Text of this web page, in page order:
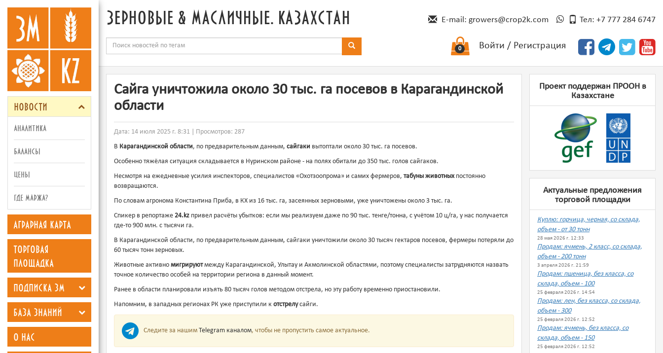
новости
аналитика
балансы
цены
где маржа?
аграрная карта
торговая
площадка
подписка зм
база знаний
о нас
зерновые & масличные. казахстан E-mail: growers@crop2k.com Тел: +7 777 284 6747
Войти / Регистрация
0
Сайга уничтожила около 30 тыс. га посевов в Карагандинской
области
Дата: 14 июля 2025 г. 8:31 | Просмотров: 287
В Карагандинской области, по предварительным данным, сайгаки вытоптали около 30 тыс. га посевов.
Особенно тяжёлая ситуация складывается в Нуринском районе - на полях обитали до 350 тыс. голов сайгаков.
Несмотря на ежедневные усилия инспекторов, специалистов «Охотзоопрома» и самих фермеров, табуны животныхпостоянно
возвращаются.
По словам агронома Константина Приба, в КХ из 16 тыс. га, засеянных зерновыми, уже уничтожены около 3 тыс. га.
Спикер в репортаже 24.kz привел расчёты убытков: если мы реализуем даже по 90 тыс. тенге/тонна, с учётом 10 ц/га, у нас получается
где-то 900 млн. с тысячи га.
В Карагандинской области, по предварительным данным, сайгаки уничтожили около 30 тысяч гектаров посевов, фермеры потеряли до
60 тысяч тонн зерновых.
Животные активно мигрируютмежду Карагандинской, Улытау и Акмолинской областями, поэтому специалисты затрудняются назвать
точное количество особей на территории региона в данный момент.
Ранее в области планировали изъять 80 тысяч голов методом отстрела, но эту работу временно приостановили.
Напомним, в западных регионах РК уже приступили к отстрелусайги.
Следите за нашим Telegram каналом, чтобы не пропустить самое актуальное.
Проект поддержан ПРООН в
Казахстане
Актуальные предложения
торговой площадки
Куплю: горчица, черная, со склада,
объем - от 30 тонн
28 мая 2026 г. 12:33
Продам: ячмень, 2 класс, со склада,
объем - 200 тонн
3 апреля 2026 г. 21:59
Продам: пшеница, без класса, со
склада, объем - 100
25 февраля 2026 г. 14:54
Продам: лен, без класса, со склада,
объем - 300
25 февраля 2026 г. 12:52
Продам: ячмень, без класса, со
склада, объем - 150
25 февраля 2026 г. 12:52